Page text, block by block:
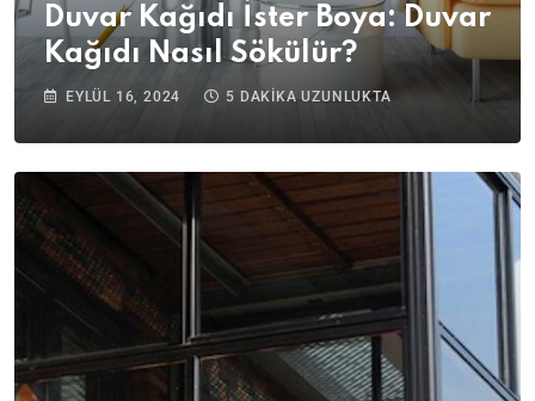
Duvar Kağıdı İster Boya: Duvar
Kağıdı Nasıl Sökülür?
EYLÜL 16, 2024 5 DAKIKA UZUNLUKTA